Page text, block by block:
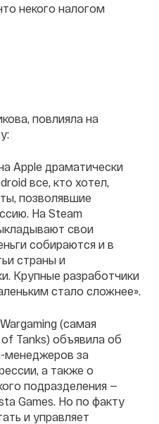
некого налогом
повлияла на
Apple драматически
все, кто хотел,
позволявшие
На Steam
свои
собираются и в
страны и
Крупные разработчики
стало сложнее».
(самая
Tanks) объявила об
менеджеров за
а также о
подразделения —
Games. Но по факту
и управляет